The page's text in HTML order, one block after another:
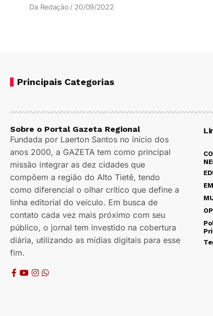
Da Redação 20/09/2022
Principais Categorias
Sobre o Portal Gazeta Regional
Fundada por Laerton Santos no início dos
anos 2000, a GAZETA tem como principal
missão integrar as dez cidades que
compõem a região do Alto Tietê, tendo
como diferencial o olhar crítico que define a
linha editorial do veículo. Em busca de
contato cada vez mais próximo com seu
público, o jornal tem investido na cobertura
diária, utilizando as mídias digitais para esse
fim.